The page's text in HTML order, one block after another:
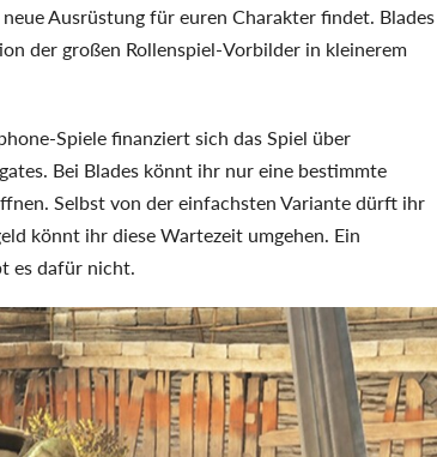
Ausrüstung für euren Charakter findet. Blades
der großen Rollenspiel-Vorbilder in kleinerem
Spiele finanziert sich das Spiel über
Bei Blades könnt ihr nur eine bestimmte
Selbst von der einfachsten Variante dürft ihr
könnt ihr diese Wartezeit umgehen. Ein
es dafür nicht.